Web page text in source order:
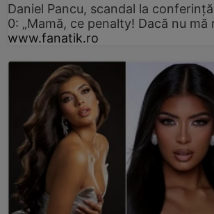
Daniel Pancu, scandal la
0: „Mamă, ce penalty! Dacă nu mă
www.fanatik.ro